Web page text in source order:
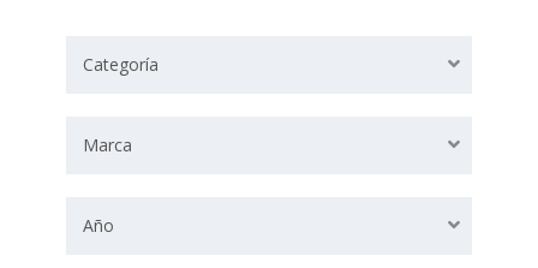
Categoría
Marca
Año